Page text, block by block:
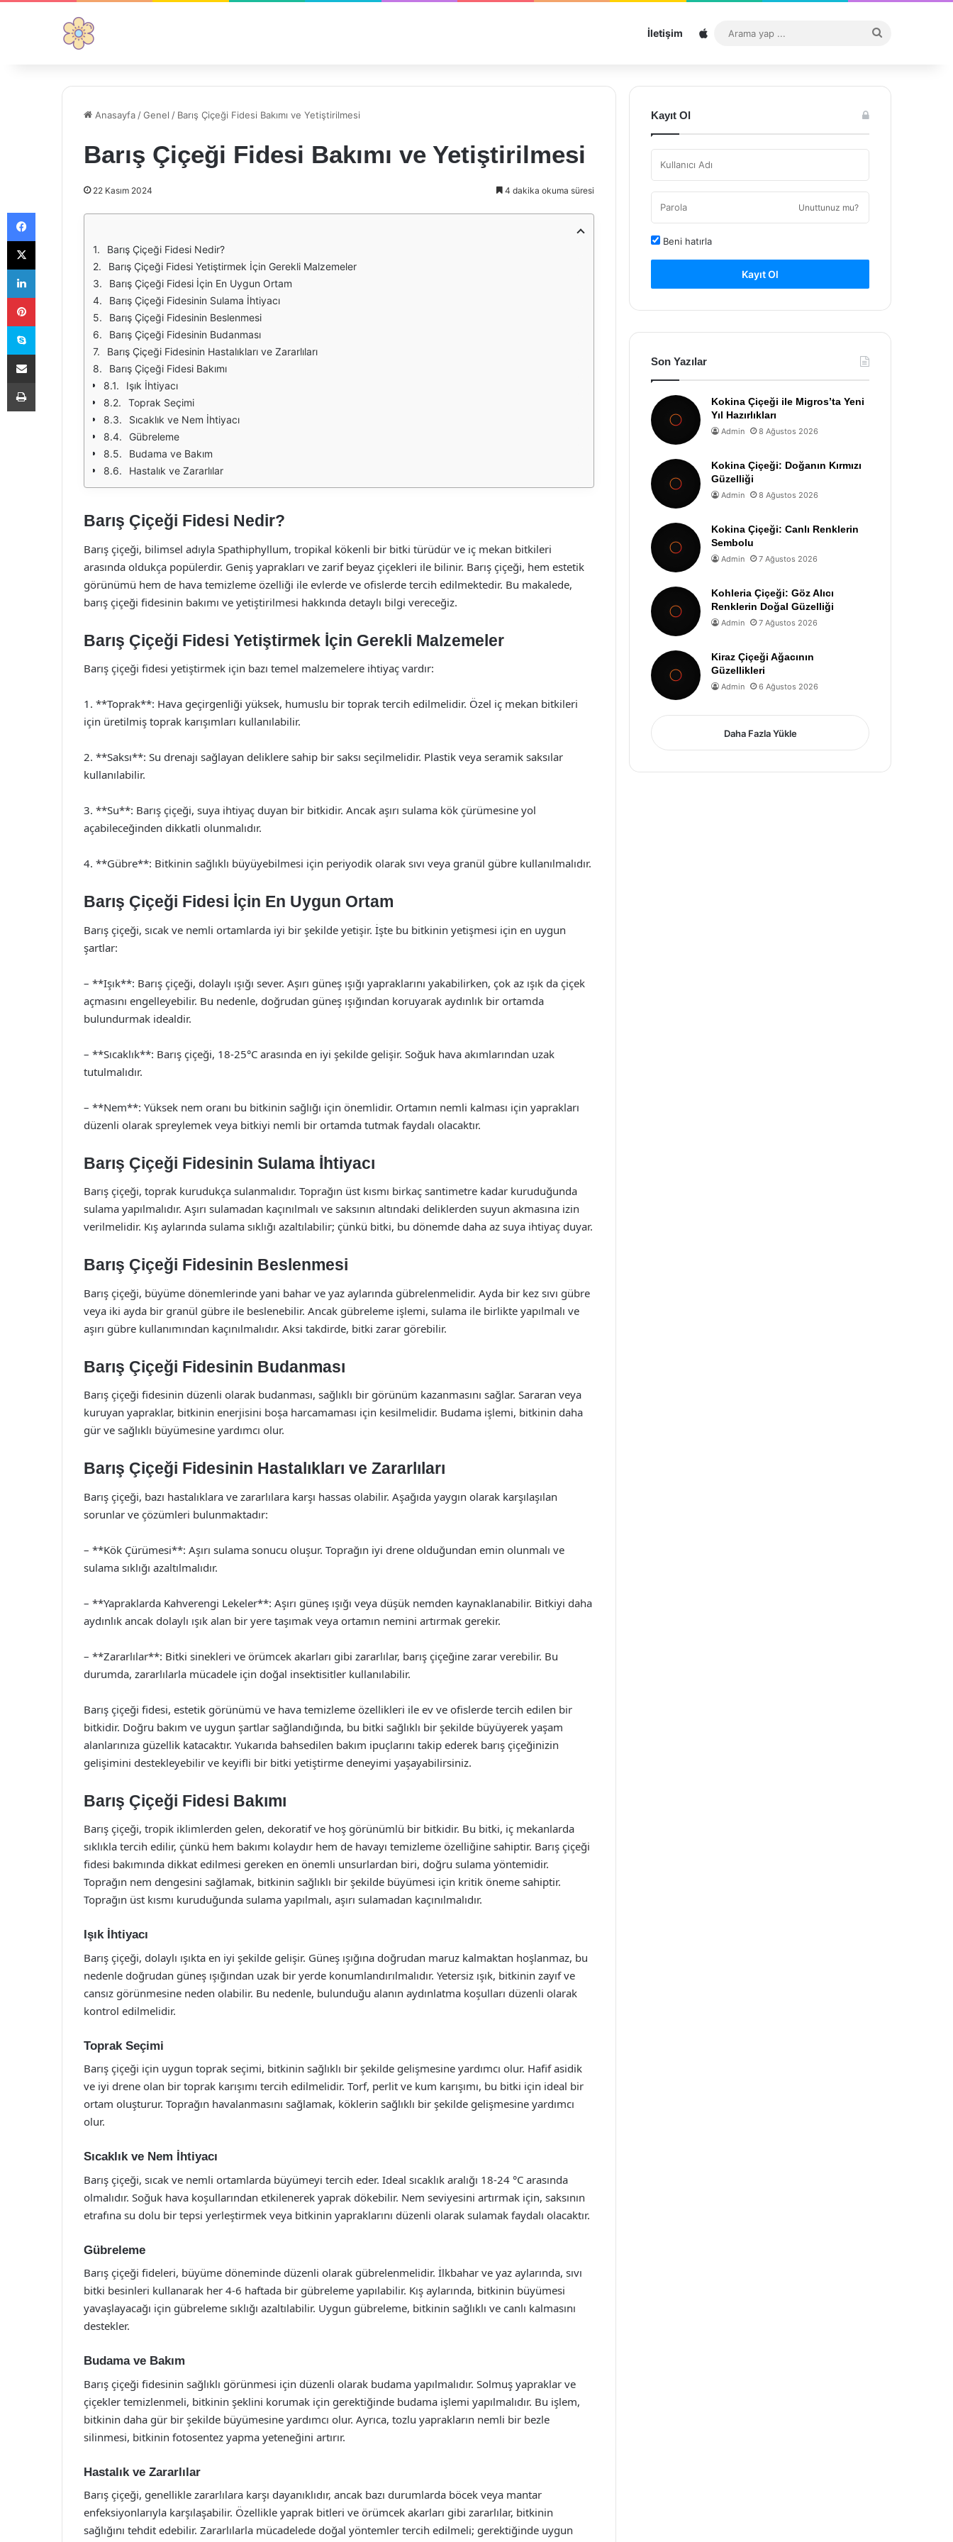
İletişim Sitemap
...
Anasayfa /Genel / Barış Çiçeği Fidesi Bakımı ve Yetiştirilmesi
Barış Çiçeği Fidesi Bakımı ve Yetiştirilmesi
22 Kasım 2024 4 dakika okuma süresi
Barış Çiçeği Fidesi Nedir?
Barış Çiçeği Fidesi Yetiştirmek İçin Gerekli Malzemeler
Barış Çiçeği Fidesi İçin En Uygun Ortam
Barış Çiçeği Fidesinin Sulama İhtiyacı
Barış Çiçeği Fidesinin Beslenmesi
Barış Çiçeği Fidesinin Budanması
Barış Çiçeği Fidesinin Hastalıkları ve Zararlıları
Barış Çiçeği Fidesi Bakımı
Işık İhtiyacı
Toprak Seçimi
Sıcaklık ve Nem İhtiyacı
Gübreleme
Budama ve Bakım
Hastalık ve Zararlılar
Barış Çiçeği Fidesi Nedir?
Barış çiçeği, bilimsel adıyla Spathiphyllum, tropikal kökenli bir bitki türüdür ve iç mekan bitkileri
arasında oldukça popülerdir. Geniş yaprakları ve zarif beyaz çiçekleri ile bilinir. Barış çiçeği, hem estetik
görünümü hem de hava temizleme özelliği ile evlerde ve ofislerde tercih edilmektedir. Bu makalede,
barış çiçeği fidesinin bakımı ve yetiştirilmesi hakkında detaylı bilgi vereceğiz.
Barış Çiçeği Fidesi Yetiştirmek İçin Gerekli Malzemeler
Barış çiçeği fidesi yetiştirmek için bazı temel malzemelere ihtiyaç vardır:
1. **Toprak**: Hava geçirgenliği yüksek, humuslu bir toprak tercih edilmelidir. Özel iç mekan bitkileri
için üretilmiş toprak karışımları kullanılabilir.
2. **Saksı**: Su drenajı sağlayan deliklere sahip bir saksı seçilmelidir. Plastik veya seramik saksılar
kullanılabilir.
3. **Su**: Barış çiçeği, suya ihtiyaç duyan bir bitkidir. Ancak aşırı sulama kök çürümesine yol
açabileceğinden dikkatli olunmalıdır.
4. **Gübre**: Bitkinin sağlıklı büyüyebilmesi için periyodik olarak sıvı veya granül gübre kullanılmalıdır.
Barış Çiçeği Fidesi İçin En Uygun Ortam
Barış çiçeği, sıcak ve nemli ortamlarda iyi bir şekilde yetişir. İşte bu bitkinin yetişmesi için en uygun
şartlar:
– **Işık**: Barış çiçeği, dolaylı ışığı sever. Aşırı güneş ışığı yapraklarını yakabilirken, çok az ışık da çiçek
açmasını engelleyebilir. Bu nedenle, doğrudan güneş ışığından koruyarak aydınlık bir ortamda
bulundurmak idealdir.
– **Sıcaklık**: Barış çiçeği, 18-25°C arasında en iyi şekilde gelişir. Soğuk hava akımlarından uzak
tutulmalıdır.
– **Nem**: Yüksek nem oranı bu bitkinin sağlığı için önemlidir. Ortamın nemli kalması için yaprakları
düzenli olarak spreylemek veya bitkiyi nemli bir ortamda tutmak faydalı olacaktır.
Barış Çiçeği Fidesinin Sulama İhtiyacı
Barış çiçeği, toprak kurudukça sulanmalıdır. Toprağın üst kısmı birkaç santimetre kadar kuruduğunda
sulama yapılmalıdır. Aşırı sulamadan kaçınılmalı ve saksının altındaki deliklerden suyun akmasına izin
verilmelidir. Kış aylarında sulama sıklığı azaltılabilir; çünkü bitki, bu dönemde daha az suya ihtiyaç duyar.
Barış Çiçeği Fidesinin Beslenmesi
Barış çiçeği, büyüme dönemlerinde yani bahar ve yaz aylarında gübrelenmelidir. Ayda bir kez sıvı gübre
veya iki ayda bir granül gübre ile beslenebilir. Ancak gübreleme işlemi, sulama ile birlikte yapılmalı ve
aşırı gübre kullanımından kaçınılmalıdır. Aksi takdirde, bitki zarar görebilir.
Barış Çiçeği Fidesinin Budanması
Barış çiçeği fidesinin düzenli olarak budanması, sağlıklı bir görünüm kazanmasını sağlar. Sararan veya
kuruyan yapraklar, bitkinin enerjisini boşa harcamaması için kesilmelidir. Budama işlemi, bitkinin daha
gür ve sağlıklı büyümesine yardımcı olur.
Barış Çiçeği Fidesinin Hastalıkları ve Zararlıları
Barış çiçeği, bazı hastalıklara ve zararlılara karşı hassas olabilir. Aşağıda yaygın olarak karşılaşılan
sorunlar ve çözümleri bulunmaktadır:
– **Kök Çürümesi**: Aşırı sulama sonucu oluşur. Toprağın iyi drene olduğundan emin olunmalı ve
sulama sıklığı azaltılmalıdır.
– **Yapraklarda Kahverengi Lekeler**: Aşırı güneş ışığı veya düşük nemden kaynaklanabilir. Bitkiyi daha
aydınlık ancak dolaylı ışık alan bir yere taşımak veya ortamın nemini artırmak gerekir.
– **Zararlılar**: Bitki sinekleri ve örümcek akarları gibi zararlılar, barış çiçeğine zarar verebilir. Bu
durumda, zararlılarla mücadele için doğal insektisitler kullanılabilir.
Barış çiçeği fidesi, estetik görünümü ve hava temizleme özellikleri ile ev ve ofislerde tercih edilen bir
bitkidir. Doğru bakım ve uygun şartlar sağlandığında, bu bitki sağlıklı bir şekilde büyüyerek yaşam
alanlarınıza güzellik katacaktır. Yukarıda bahsedilen bakım ipuçlarını takip ederek barış çiçeğinizin
gelişimini destekleyebilir ve keyifli bir bitki yetiştirme deneyimi yaşayabilirsiniz.
Barış Çiçeği Fidesi Bakımı
Barış çiçeği, tropik iklimlerden gelen, dekoratif ve hoş görünümlü bir bitkidir. Bu bitki, iç mekanlarda
sıklıkla tercih edilir, çünkü hem bakımı kolaydır hem de havayı temizleme özelliğine sahiptir. Barış çiçeği
fidesi bakımında dikkat edilmesi gereken en önemli unsurlardan biri, doğru sulama yöntemidir.
Toprağın nem dengesini sağlamak, bitkinin sağlıklı bir şekilde büyümesi için kritik öneme sahiptir.
Toprağın üst kısmı kuruduğunda sulama yapılmalı, aşırı sulamadan kaçınılmalıdır.
Işık İhtiyacı
Barış çiçeği, dolaylı ışıkta en iyi şekilde gelişir. Güneş ışığına doğrudan maruz kalmaktan hoşlanmaz, bu
nedenle doğrudan güneş ışığından uzak bir yerde konumlandırılmalıdır. Yetersiz ışık, bitkinin zayıf ve
cansız görünmesine neden olabilir. Bu nedenle, bulunduğu alanın aydınlatma koşulları düzenli olarak
kontrol edilmelidir.
Toprak Seçimi
Barış çiçeği için uygun toprak seçimi, bitkinin sağlıklı bir şekilde gelişmesine yardımcı olur. Hafif asidik
ve iyi drene olan bir toprak karışımı tercih edilmelidir. Torf, perlit ve kum karışımı, bu bitki için ideal bir
ortam oluşturur. Toprağın havalanmasını sağlamak, köklerin sağlıklı bir şekilde gelişmesine yardımcı
olur.
Sıcaklık ve Nem İhtiyacı
Barış çiçeği, sıcak ve nemli ortamlarda büyümeyi tercih eder. Ideal sıcaklık aralığı 18-24 °C arasında
olmalıdır. Soğuk hava koşullarından etkilenerek yaprak dökebilir. Nem seviyesini artırmak için, saksının
etrafına su dolu bir tepsi yerleştirmek veya bitkinin yapraklarını düzenli olarak sulamak faydalı olacaktır.
Gübreleme
Barış çiçeği fideleri, büyüme döneminde düzenli olarak gübrelenmelidir. İlkbahar ve yaz aylarında, sıvı
bitki besinleri kullanarak her 4-6 haftada bir gübreleme yapılabilir. Kış aylarında, bitkinin büyümesi
yavaşlayacağı için gübreleme sıklığı azaltılabilir. Uygun gübreleme, bitkinin sağlıklı ve canlı kalmasını
destekler.
Budama ve Bakım
Barış çiçeği fidesinin sağlıklı görünmesi için düzenli olarak budama yapılmalıdır. Solmuş yapraklar ve
çiçekler temizlenmeli, bitkinin şeklini korumak için gerektiğinde budama işlemi yapılmalıdır. Bu işlem,
bitkinin daha gür bir şekilde büyümesine yardımcı olur. Ayrıca, tozlu yaprakların nemli bir bezle
silinmesi, bitkinin fotosentez yapma yeteneğini artırır.
Hastalık ve Zararlılar
Barış çiçeği, genellikle zararlılara karşı dayanıklıdır, ancak bazı durumlarda böcek veya mantar
enfeksiyonlarıyla karşılaşabilir. Özellikle yaprak bitleri ve örümcek akarları gibi zararlılar, bitkinin
sağlığını tehdit edebilir. Zararlılarla mücadelede doğal yöntemler tercih edilmeli; gerektiğinde uygun
Kayıt Ol
Unuttunuz mu?
Beni hatırla
Kayıt Ol
Son Yazılar
Kokina Çiçeği ile Migros’ta Yeni
Yıl Hazırlıkları
Admin 8 Ağustos 2026
Kokina Çiçeği: Doğanın Kırmızı
Güzelliği
Admin 8 Ağustos 2026
Kokina Çiçeği: Canlı Renklerin
Sembolu
Admin 7 Ağustos 2026
Kohleria Çiçeği: Göz Alıcı
Renklerin Doğal Güzelliği
Admin 7 Ağustos 2026
Kiraz Çiçeği Ağacının
Güzellikleri
Admin 6 Ağustos 2026
Daha Fazla Yükle
Facebook
X
LinkedIn
Pinterest
Skype
E-Posta ile paylaş